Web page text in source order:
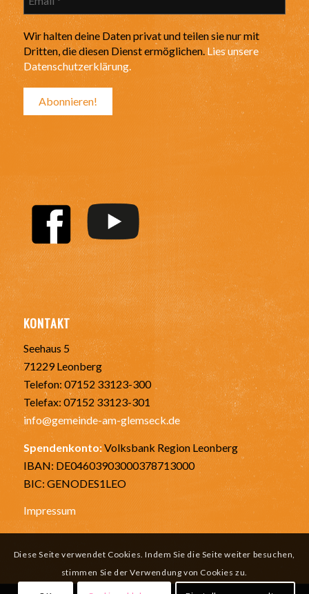
Wir halten deine Daten privat und teilen sie nur mit
Dritten, die diesen Dienst ermöglichen. Lies unsere
Datenschutzerklärung.
KONTAKT
Seehaus 5
71229 Leonberg
Telefon: 07152 33123-300
Telefax: 07152 33123-301
info@gemeinde-am-glemseck.de
Spendenkonto:Volksbank Region Leonberg
IBAN: DE04603903000378713000
BIC: GENODES1LEO
Impressum
Diese Seite verwendet Cookies. Indem Sie die Seite weiter besuchen,
stimmen Sie der Verwendung von Cookies zu.